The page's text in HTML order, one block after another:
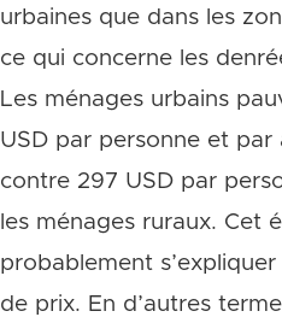
urbaines que dans les
ce qui concerne les
Les ménages urbains
USD par personne et par
contre 297 USD par
les ménages ruraux. Cet
probablement
de prix. En d’autres